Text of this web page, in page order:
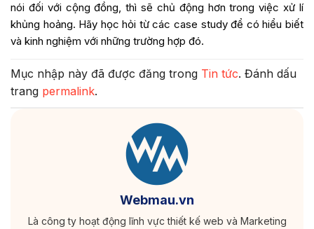
nói đối với cộng đồng, thì sẽ chủ động hơn trong việc xử lí
khủng hoảng. Hãy học hỏi từ các case study để có hiểu biết
và kinh nghiệm với những trường hợp đó.
Mục nhập này đã được đăng trong Tin tức. Đánh dấu
trang permalink.
Webmau.vn
Là công ty hoạt động lĩnh vực thiết kế web và Marketing